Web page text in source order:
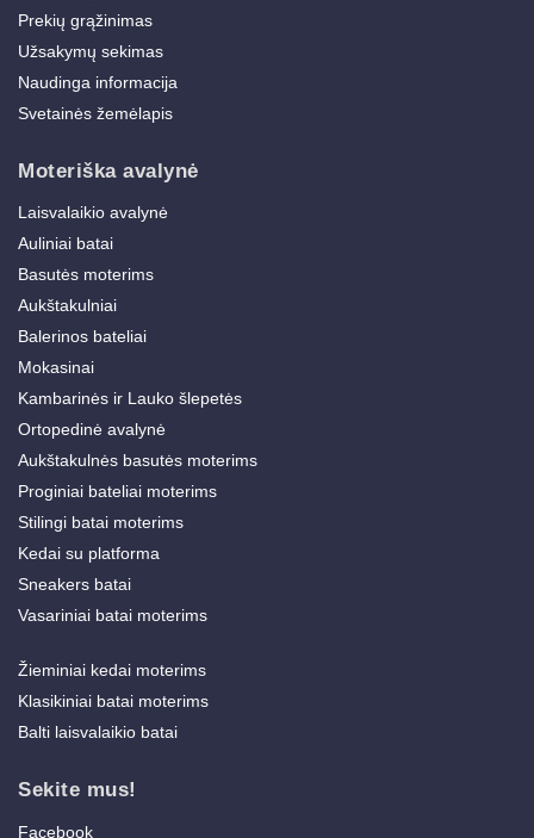
Prekių grąžinimas
Užsakymų sekimas
Naudinga informacija
Svetainės žemėlapis
Moteriška avalynė
Laisvalaikio avalynė
Auliniai batai
Basutės moterims
Aukštakulniai
Balerinos bateliai
Mokasinai
Kambarinės ir Lauko šlepetės
Ortopedinė avalynė
Aukštakulnės basutės moterims
Proginiai bateliai moterims
Stilingi batai moterims
Kedai su platforma
Sneakers batai
Vasariniai batai moterims
Žieminiai kedai moterims
Klasikiniai batai moterims
Balti laisvalaikio batai
Sekite mus!
Facebook